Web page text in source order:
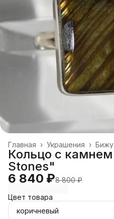
Украшения ›
Главная ›
Кольцо с
Stones"
6 840 ₽8 800 ₽
Цвет товара
коричневый